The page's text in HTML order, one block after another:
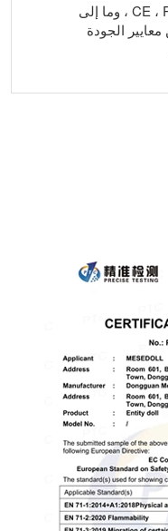
معتمدة من قبل CE ، RoHS ، FDA ، وما إلى
الجودة